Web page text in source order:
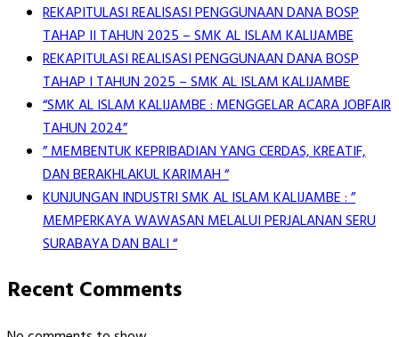
REKAPITULASI REALISASI PENGGUNAAN DANA BOSP
TAHAP II TAHUN 2025 – SMK AL ISLAM KALIJAMBE
REKAPITULASI REALISASI PENGGUNAAN DANA BOSP
TAHAP I TAHUN 2025 – SMK AL ISLAM KALIJAMBE
“SMK AL ISLAM KALIJAMBE : MENGGELAR ACARA JOBFAIR
TAHUN 2024”
” MEMBENTUK KEPRIBADIAN YANG CERDAS, KREATIF,
DAN BERAKHLAKUL KARIMAH “
KUNJUNGAN INDUSTRI SMK AL ISLAM KALIJAMBE : ”
MEMPERKAYA WAWASAN MELALUI PERJALANAN SERU
SURABAYA DAN BALI “
Recent Comments